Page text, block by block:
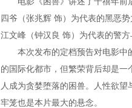
四爷（张兆辉 饰）为代表的黑恶
江文峰（钟汉良 饰）为代表的警
本次发布的定档预告对电影中的
的国际化都市，但繁荣背后却是
人成为贪婪堕落的困兽。人性欲
牢笼也是本片最大的悬念。